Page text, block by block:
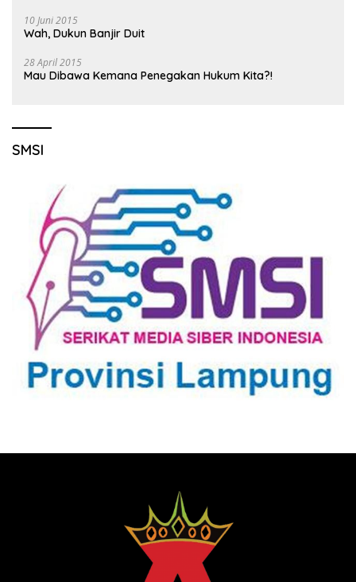
10 Juni 2015
Wah, Dukun Banjir Duit
28 April 2015
Mau Dibawa Kemana Penegakan Hukum Kita?!
SMSI